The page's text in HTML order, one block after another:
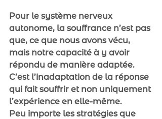
Pour le système nerveux
autonome, la souffrance n’est pas
que, ce que nous avons vécu,
mais notre capacité à y avoir
répondu de manière adaptée.
C’est l’inadaptation de la réponse
qui fait souffrir et non uniquement
l’expérience en elle-même.
Peu importe les stratégies que